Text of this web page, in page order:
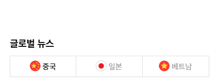
글로벌 뉴스
중국 일본 베트남